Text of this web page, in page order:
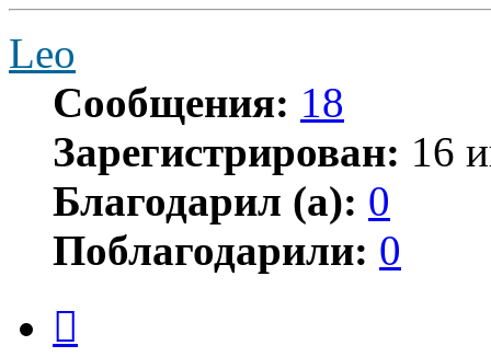
Leo
Сообщения: 18
Зарегистрирован: 16
Благодарил (а): 0
Поблагодарили: 0